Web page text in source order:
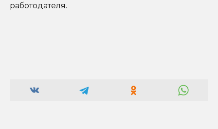
работодателя.